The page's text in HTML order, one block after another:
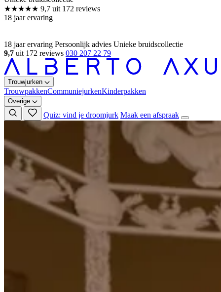
18 jaar ervaring Persoonlijk advies Unieke bruidscollectie
9,7 uit 172 reviews 030 207 22 79
Trouwjurken
TrouwpakkenCommuniejurkenKinderpakken
Overige
Quiz: vind je droomjurk Maak een afspraak